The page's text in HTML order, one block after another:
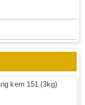
kem 151 (3kg)